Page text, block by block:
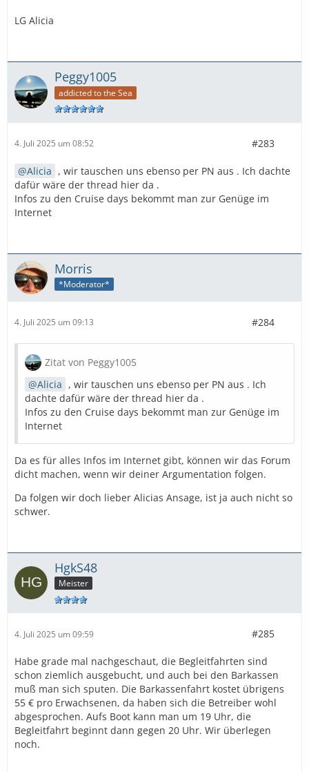
LG Alicia
Peggy1005
addicted to the Sea
4. Juli 2025 um 08:52 #283
Alicia , wir tauschen uns ebenso per PN aus . Ich dachte
dafür wäre der thread hier da .
Infos zu den Cruise days bekommt man zur Genüge im
Internet
Morris
*Moderator*
4. Juli 2025 um 09:13 #284
Zitat von Peggy1005
Alicia , wir tauschen uns ebenso per PN aus . Ich
dachte dafür wäre der thread hier da .
Infos zu den Cruise days bekommt man zur Genüge im
Internet
Da es für alles Infos im Internet gibt, können wir das Forum
dicht machen, wenn wir deiner Argumentation folgen.
Da folgen wir doch lieber Alicias Ansage, ist ja auch nicht so
schwer.
HgkS48
Meister
4. Juli 2025 um 09:59 #285
Habe grade mal nachgeschaut, die Begleitfahrten sind
schon ziemlich ausgebucht, und auch bei den Barkassen
muß man sich sputen. Die Barkassenfahrt kostet übrigens
55 € pro Erwachsenen, da haben sich die Betreiber wohl
abgesprochen. Aufs Boot kann man um 19 Uhr, die
Begleitfahrt beginnt dann gegen 20 Uhr. Wir überlegen
noch.